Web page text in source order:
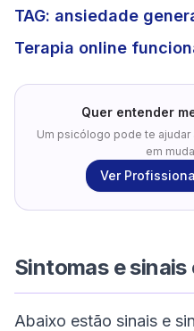
TAG: ansiedade
Terapia online
Quer entender
Um psicólogo pode te
em
Ver
Sintomas e sinais
Abaixo estão sinais e